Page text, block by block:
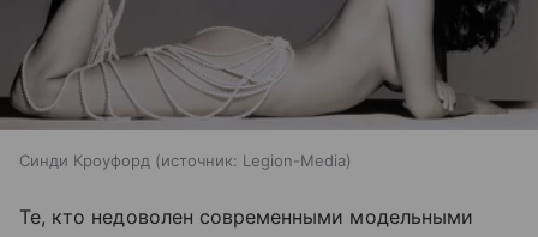
Синди Кроуфорд источник: Legion-Media
Те, кто недоволен современными модельными